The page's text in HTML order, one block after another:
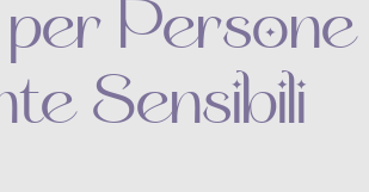
per Persone
Sensibili